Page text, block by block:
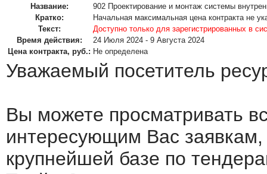
Название:
902 Проектирование и монтаж системы
Кратко:
Начальная максимальная цена контракта не
Текст:
Доступно только для зарегистрированных в
Время действия:
24 Июля 2024 - 9 Августа 2024
Цена контракта, руб.: Не определена
Уважаемый посетитель
Вы можете просматривать
интересующим Вас
крупнейшей базе по